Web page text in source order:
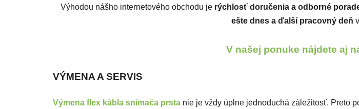
Výhodou nášho internetového obchodu je rýchlosť doručenia a odborné
ešte dnes a ďalší pracovný deň
V našej ponuke nájdete aj
VÝMENA A SERVIS
Výmena flex kábla snímača prsta nie je vždy úplne jednoduchá záležitosť. Preto